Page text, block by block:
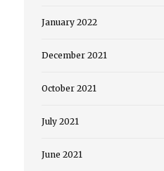
January 2022
December 2021
October 2021
July 2021
June 2021